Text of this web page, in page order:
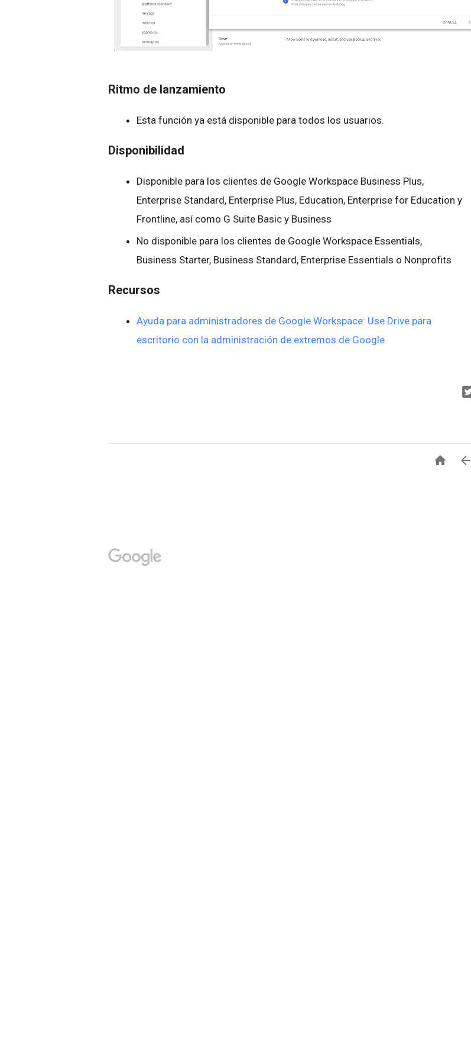
Ritmo de lanzamiento
Esta función ya está disponible para todos los usuarios.
Disponibilidad
Disponible para los clientes de Google Workspace Business Plus,
Enterprise Standard, Enterprise Plus, Education, Enterprise for Education y
Frontline, así como G Suite Basic y Business
No disponible para los clientes de Google Workspace Essentials,
Business Starter, Business Standard, Enterprise Essentials o Nonprofits
Recursos
Ayuda para administradores de Google Workspace: Use Drive para
escritorio con la administración de extremos de Google
 